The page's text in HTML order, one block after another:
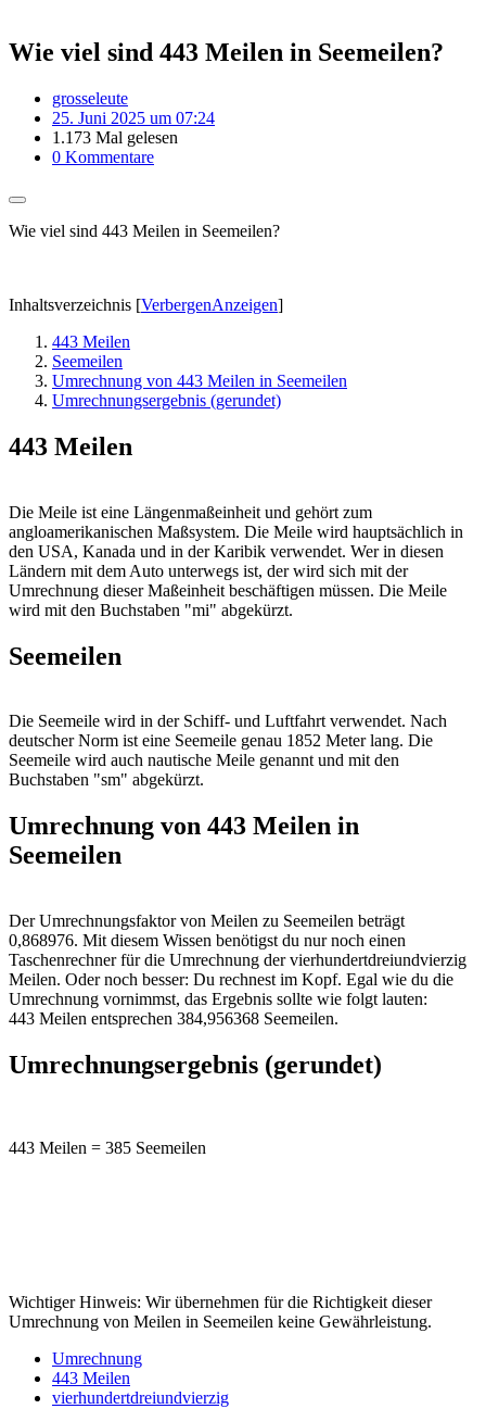
Wie viel sind 443 Meilen in Seemeilen?
grosseleute
25. Juni 2025 um 07:24
1.173 Mal gelesen
0 Kommentare
Wie viel sind 443 Meilen in Seemeilen?
Inhaltsverzeichnis [VerbergenAnzeigen]
443 Meilen
Seemeilen
Umrechnung von 443 Meilen in Seemeilen
Umrechnungsergebnis (gerundet)
443 Meilen
Die Meile ist eine Längenmaßeinheit und gehört zum
angloamerikanischen Maßsystem. Die Meile wird hauptsächlich in
den USA, Kanada und in der Karibik verwendet. Wer in diesen
Ländern mit dem Auto unterwegs ist, der wird sich mit der
Umrechnung dieser Maßeinheit beschäftigen müssen. Die Meile
wird mit den Buchstaben "mi" abgekürzt.
Seemeilen
Die Seemeile wird in der Schiff- und Luftfahrt verwendet. Nach
deutscher Norm ist eine Seemeile genau 1852 Meter lang. Die
Seemeile wird auch nautische Meile genannt und mit den
Buchstaben "sm" abgekürzt.
Umrechnung von 443 Meilen in
Seemeilen
Der Umrechnungsfaktor von Meilen zu Seemeilen beträgt
0,868976. Mit diesem Wissen benötigst du nur noch einen
Taschenrechner für die Umrechnung der vierhundertdreiundvierzig
Meilen. Oder noch besser: Du rechnest im Kopf. Egal wie du die
Umrechnung vornimmst, das Ergebnis sollte wie folgt lauten:
443 Meilen entsprechen 384,956368 Seemeilen.
Umrechnungsergebnis (gerundet)
443 Meilen = 385 Seemeilen
Wichtiger Hinweis: Wir übernehmen für die Richtigkeit dieser
Umrechnung von Meilen in Seemeilen keine Gewährleistung.
Umrechnung
443 Meilen
vierhundertdreiundvierzig